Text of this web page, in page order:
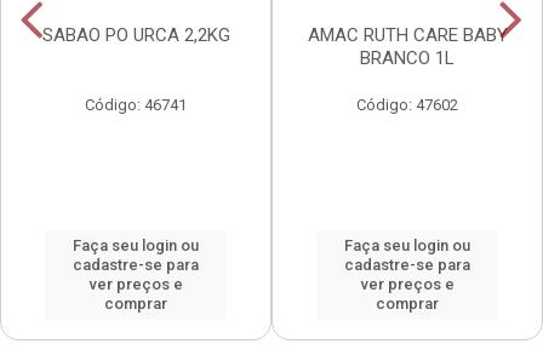
SABAO PO URCA 2,2KG
Código: 46741
Faça seu login ou
cadastre-se para
ver preços e
comprar
AMAC RUTH CARE BABY
BRANCO 1L
Código: 47602
Faça seu login ou
cadastre-se para
ver preços e
comprar